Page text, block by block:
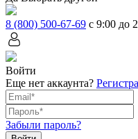
8 (800) 500-67-69 с 9:00 до
Войти
Еще нет аккаунта?
Забыли пароль?